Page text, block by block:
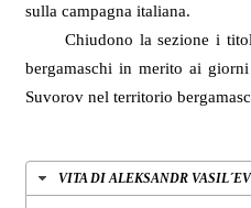
sulla campagna italiana.
Chiudono la sezione i
bergamaschi in merito ai
Suvorov nel territorio
VITA DI ALEKSANDR